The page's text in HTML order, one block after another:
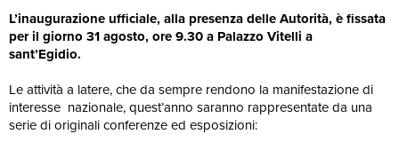
L’inaugurazione ufficiale, alla presenza delle Autorità, è fissata
per il giorno 31 agosto, ore 9.30 a Palazzo Vitelli a
sant’Egidio.
Le attività a latere, che da sempre rendono la manifestazione di
interesse nazionale, quest’anno saranno rappresentate da una
serie di originali conferenze ed esposizioni: